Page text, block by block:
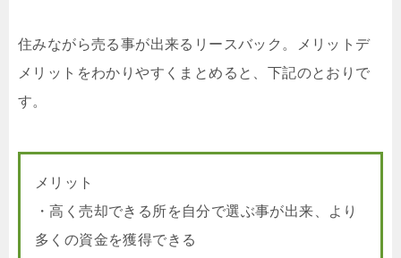
住みながら売る事が出来るリースバック。メリットデ
メリットをわかりやすくまとめると、下記のとおりで
す。
メリット
・高く売却できる所を自分で選ぶ事が出来、より
多くの資金を獲得できる